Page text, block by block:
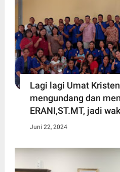
Lagi lagi Umat
mengundang dan
ERANI,ST.MT, jadi
Juni 22, 2024